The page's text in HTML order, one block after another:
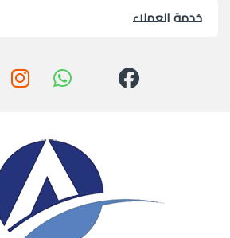
خدمة العملاء